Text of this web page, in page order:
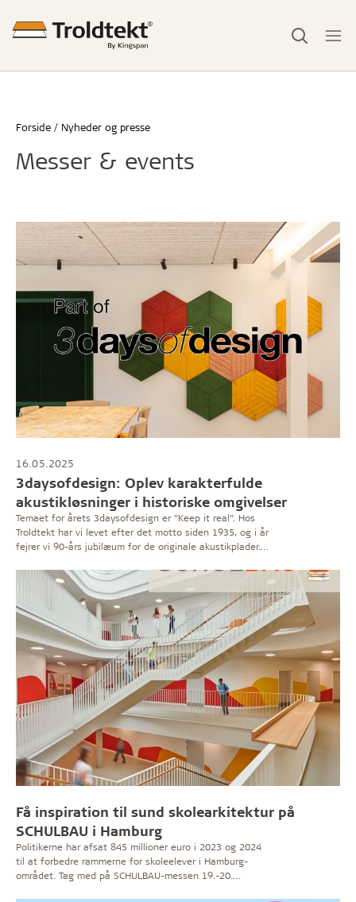
Forside Nyheder og presse
Messer & events
16.05.2025
3daysofdesign: Oplev karakterfulde
akustikløsninger i historiske omgivelser
Temaet for årets 3daysofdesign er ”Keep it real”. Hos
Troldtekt har vi levet efter det motto siden 1935, og i år
fejrer vi 90-års jubilæum for de originale akustikplader.
københavnske designfestival – i Kongernes Lapidarium
og i Troldtekts showroom.
Få inspiration til sund skolearkitektur på
SCHULBAU i Hamburg
Politikerne har afsat 845 millioner euro i 2023 og 2024
til at forbedre rammerne for skoleelever i Hamburg-
området. Tag med på SCHULBAU-messen 19.-20.